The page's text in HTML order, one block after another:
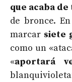
que acaba
de bronce.
marcar siete
como un
«aportará